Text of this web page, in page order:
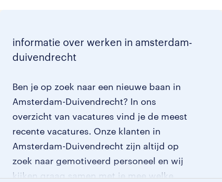
informatie over werken in amsterdam-
duivendrecht
Ben je op zoek naar een nieuwe baan in
Amsterdam-Duivendrecht? In ons
overzicht van vacatures vind je de meest
recente vacatures. Onze klanten in
Amsterdam-Duivendrecht zijn altijd op
zoek naar gemotiveerd personeel en wij
kijken graag samen met je mee welke